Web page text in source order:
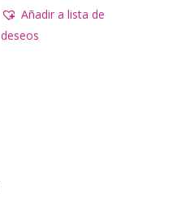
Añadir a lista de
deseos